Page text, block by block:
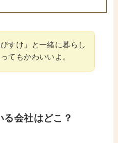
すけ」と一緒に暮らし
てもかわいいよ。
会社はどこ？